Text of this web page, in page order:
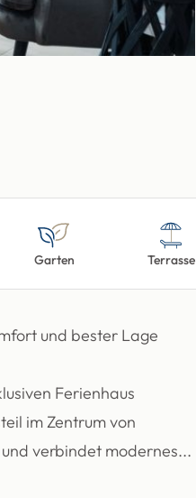
Garten Terrasse
und bester Lage
Ferienhaus
im Zentrum von
verbindet modernes...